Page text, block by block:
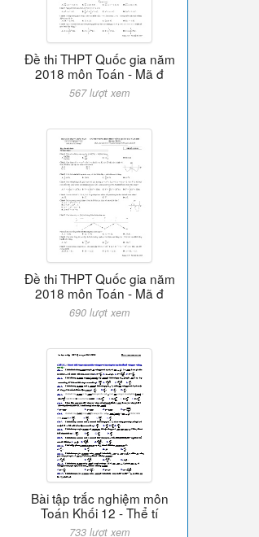
Đề thi THPT Quốc gia năm
2018 môn Toán - Mã đ
567 lượt xem
Đề thi THPT Quốc gia năm
2018 môn Toán - Mã đ
690 lượt xem
Bài tập trắc nghiệm môn
Toán Khối 12 - Thể tí
733 lượt xem